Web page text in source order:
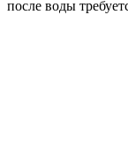
после воды